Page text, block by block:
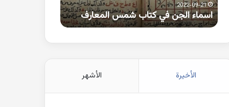
2022-09-21
اسماء الجن في كتاب شمس المعارف
الأخيرة الأشهر